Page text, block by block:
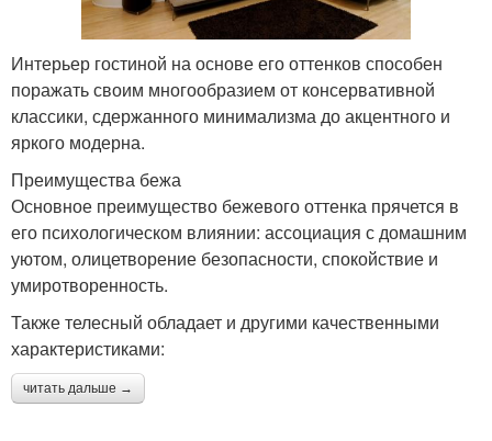
Интерьер гостиной на основе его оттенков способен
поражать своим многообразием от консервативной
классики, сдержанного минимализма до акцентного и
яркого модерна.
Преимущества бежа
Основное преимущество бежевого оттенка прячется в
его психологическом влиянии: ассоциация с домашним
уютом, олицетворение безопасности, спокойствие и
умиротворенность.
Также телесный обладает и другими качественными
характеристиками:
читать дальше →